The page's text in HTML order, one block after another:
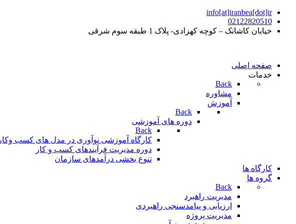
info[at]iranbea[dot]ir
02122820510
خیابان کاشانک – کوچه کهزادی- پلاک 1 طبقه سوم شرقی
صفحه اصلی
خدمات
Back
مشاوره
آموزش
Back
دوره های آموزشی
Back
کارگاه آموزشی نوآوری در مدل های کسب وکار
دوره مدیریت فرآیندهای کسب و کار
تنوع بخشی درآمدهای سازمان
کارگاه ها
گروه ها
Back
مدیریت راهبرد
ارزیابی و پیامدسنجی راهبردی
مدیریت پروژه